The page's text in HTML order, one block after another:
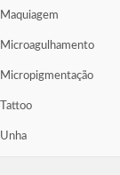
Maquiagem
Microagulhamento
Micropigmentação
Tattoo
Unha